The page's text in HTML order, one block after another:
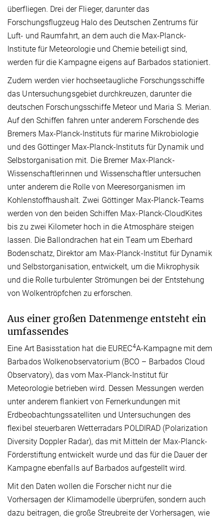
überfliegen. Drei der Flieger, darunter das
Forschungsflugzeug Halo des Deutschen Zentrums für
Luft- und Raumfahrt, an dem auch die Max-Planck-
Institute für Meteorologie und Chemie beteiligt sind,
werden für die Kampagne eigens auf Barbados stationiert.
Zudem werden vier hochseetaugliche Forschungsschiffe
das Untersuchungsgebiet durchkreuzen, darunter die
deutschen Forschungsschiffe Meteor und Maria S. Merian.
Auf den Schiffen fahren unter anderem Forschende des
Bremers Max-Planck-Instituts für marine Mikrobiologie
und des Göttinger Max-Planck-Instituts für Dynamik und
Selbstorganisation mit. Die Bremer Max-Planck-
Wissenschaftlerinnen und Wissenschaftler untersuchen
unter anderem die Rolle von Meeresorganismen im
Kohlenstoffhaushalt. Zwei Göttinger Max-Planck-Teams
werden von den beiden Schiffen Max-Planck-CloudKites
bis zu zwei Kilometer hoch in die Atmosphäre steigen
lassen. Die Ballondrachen hat ein Team um Eberhard
Bodenschatz, Direktor am Max-Planck-Institut für Dynamik
und Selbstorganisation, entwickelt, um die Mikrophysik
und die Rolle turbulenter Strömungen bei der Entstehung
von Wolkentröpfchen zu erforschen.
Aus einer großen Datenmenge entsteht ein
umfassendes
Eine Art Basisstation hat die EUREC4A-Kampagne mit dem
Barbados Wolkenobservatorium (BCO – Barbados Cloud
Observatory), das vom Max-Planck-Institut für
Meteorologie betrieben wird. Dessen Messungen werden
unter anderem flankiert von Fernerkundungen mit
Erdbeobachtungssatelliten und Untersuchungen des
flexibel steuerbaren Wetterradars POLDIRAD (Polarization
Diversity Doppler Radar), das mit Mitteln der Max-Planck-
Förderstiftung entwickelt wurde und das für die Dauer der
Kampagne ebenfalls auf Barbados aufgestellt wird.
Mit den Daten wollen die Forscher nicht nur die
Vorhersagen der Klimamodelle überprüfen, sondern auch
dazu beitragen, die große Streubreite der Vorhersagen, wie